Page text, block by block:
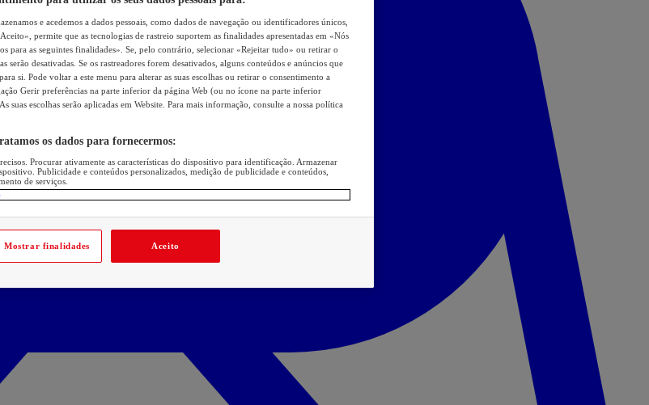
e acedemos a dados pessoais, como dados de navegação ou identificadores únicos,
permite que as tecnologias de rastreio suportem as finalidades apresentadas em «Nós
para as seguintes finalidades». Se, pelo contrário, selecionar «Rejeitar tudo» ou retirar o
serão desativadas. Se os rastreadores forem desativados, alguns conteúdos e anúncios que
si. Pode voltar a este menu para alterar as suas escolhas ou retirar o consentimento a
Gerir preferências na parte inferior da página Web (ou no ícone na parte inferior
suas escolhas serão aplicadas em Website. Para mais informação, consulte a nossa política
os dados para fornecermos:
Procurar ativamente as características do dispositivo para identificação. Armazenar
Publicidade e conteúdos personalizados, medição de publicidade e conteúdos,
de serviços.
Mostrar finalidades Aceito